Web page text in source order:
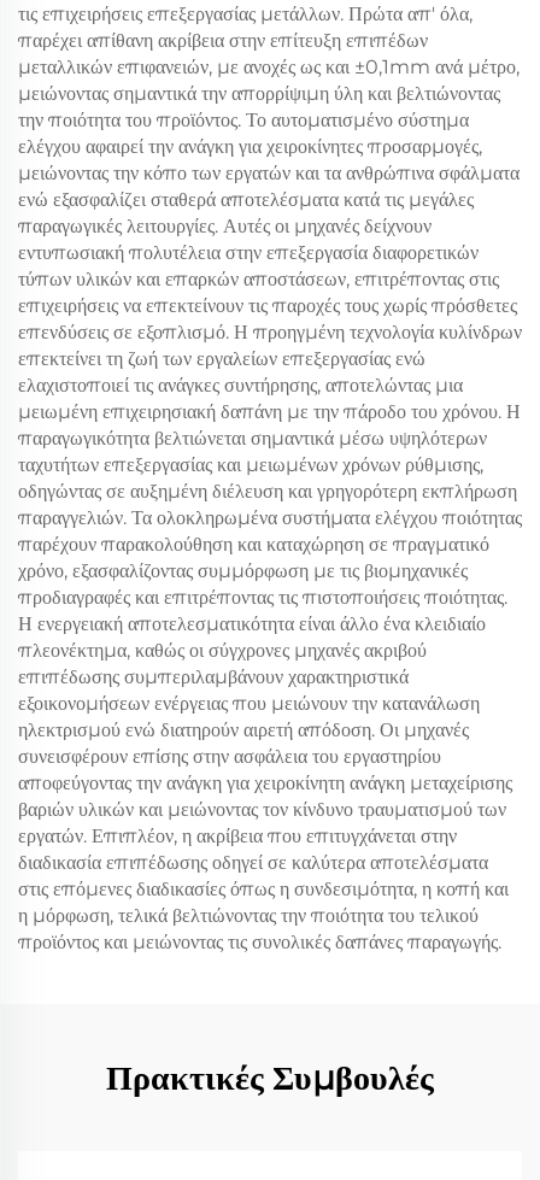
τις επιχειρήσεις επεξεργασίας μετάλλων. Πρώτα απ' όλα,
παρέχει απίθανη ακρίβεια στην επίτευξη επιπέδων
μεταλλικών επιφανειών, με ανοχές ως και ±0,1mm ανά μέτρο,
μειώνοντας σημαντικά την απορρίψιμη ύλη και βελτιώνοντας
την ποιότητα του προϊόντος. Το αυτοματισμένο σύστημα
ελέγχου αφαιρεί την ανάγκη για χειροκίνητες προσαρμογές,
μειώνοντας την κόπο των εργατών και τα ανθρώπινα σφάλματα
ενώ εξασφαλίζει σταθερά αποτελέσματα κατά τις μεγάλες
παραγωγικές λειτουργίες. Αυτές οι μηχανές δείχνουν
εντυπωσιακή πολυτέλεια στην επεξεργασία διαφορετικών
τύπων υλικών και επαρκών αποστάσεων, επιτρέποντας στις
επιχειρήσεις να επεκτείνουν τις παροχές τους χωρίς πρόσθετες
επενδύσεις σε εξοπλισμό. Η προηγμένη τεχνολογία κυλίνδρων
επεκτείνει τη ζωή των εργαλείων επεξεργασίας ενώ
ελαχιστοποιεί τις ανάγκες συντήρησης, αποτελώντας μια
μειωμένη επιχειρησιακή δαπάνη με την πάροδο του χρόνου. Η
παραγωγικότητα βελτιώνεται σημαντικά μέσω υψηλότερων
ταχυτήτων επεξεργασίας και μειωμένων χρόνων ρύθμισης,
οδηγώντας σε αυξημένη διέλευση και γρηγορότερη εκπλήρωση
παραγγελιών. Τα ολοκληρωμένα συστήματα ελέγχου ποιότητας
παρέχουν παρακολούθηση και καταχώρηση σε πραγματικό
χρόνο, εξασφαλίζοντας συμμόρφωση με τις βιομηχανικές
προδιαγραφές και επιτρέποντας τις πιστοποιήσεις ποιότητας.
Η ενεργειακή αποτελεσματικότητα είναι άλλο ένα κλειδιαίο
πλεονέκτημα, καθώς οι σύγχρονες μηχανές ακριβού
επιπέδωσης συμπεριλαμβάνουν χαρακτηριστικά
εξοικονομήσεων ενέργειας που μειώνουν την κατανάλωση
ηλεκτρισμού ενώ διατηρούν αιρετή απόδοση. Οι μηχανές
συνεισφέρουν επίσης στην ασφάλεια του εργαστηρίου
αποφεύγοντας την ανάγκη για χειροκίνητη ανάγκη μεταχείρισης
βαριών υλικών και μειώνοντας τον κίνδυνο τραυματισμού των
εργατών. Επιπλέον, η ακρίβεια που επιτυγχάνεται στην
διαδικασία επιπέδωσης οδηγεί σε καλύτερα αποτελέσματα
στις επόμενες διαδικασίες όπως η συνδεσιμότητα, η κοπή και
η μόρφωση, τελικά βελτιώνοντας την ποιότητα του τελικού
προϊόντος και μειώνοντας τις συνολικές δαπάνες παραγωγής.
Πρακτικές Συμβουλές